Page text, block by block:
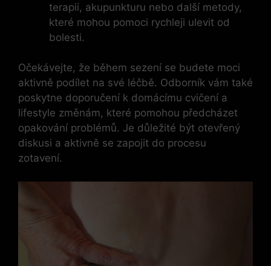
terapii, akupunkturu nebo další metody,
které mohou pomoci rychleji ulevit od
bolesti.
Očekávejte, že během sezení se budete moci
aktivně podílet na své léčbě. Odborník vám také
poskytne doporučení k domácímu cvičení a
lifestyle změnám, které pomohou předcházet
opakování problémů. Je důležité být otevřený
diskusi a aktivně se zapojit do procesu
zotavení.